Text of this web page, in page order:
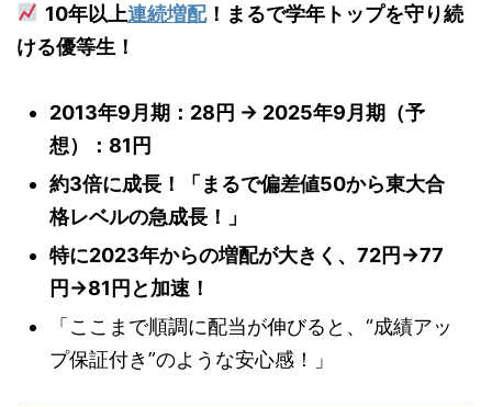
10年以上連続増配！まるで学年トップを守り続
ける優等生！
2013年9月期：28円 → 2025年9月期（予
想）：81円
約3倍に成長！「まるで偏差値50から東大合
格レベルの急成長！」
特に2023年からの増配が大きく、72円→77
円→81円と加速！
「ここまで順調に配当が伸びると、“成績アッ
プ保証付き”のような安心感！」